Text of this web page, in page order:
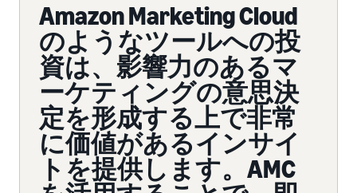
Amazon Marketing Cloud
のようなツールへの投
資は、影響力のあるマ
ーケティングの意思決
定を形成する上で非常
に価値があるインサイ
トを提供します。AMC